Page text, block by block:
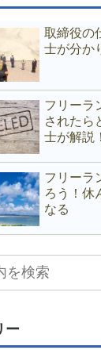
取締役の
士が分か
フリーラ
されたら
士が解説！
フリーラ
ろう！休
なる
ー